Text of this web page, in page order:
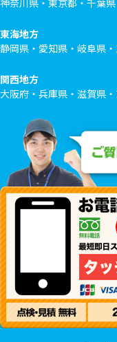
神奈川県・東京都・千葉
東海地方
静岡県・愛知県・岐阜県
関西地方
大阪府・兵庫県・滋賀県